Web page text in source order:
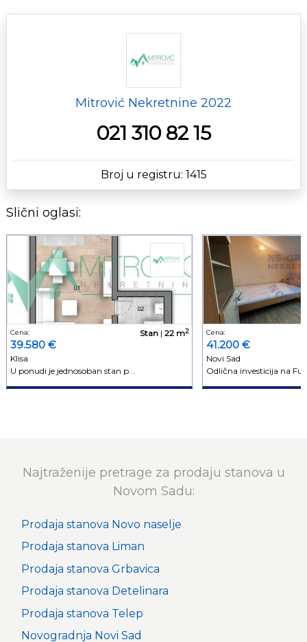
Mitrović Nekretnine 2022
021 310 82 15
Broj u registru: 1415
Slični oglasi:
Cena:
39.580 €
Stan| 22 m2
Klisa
U ponudi je jednosoban stan p...
Cena:
41.200 €
Novi Sad
Odlična investicija na
Najtraženije pretrage za prodaju stanova u
Novom Sadu:
Prodaja stanova Novo naselje
Prodaja stanova Liman
Prodaja stanova Grbavica
Prodaja stanova Detelinara
Prodaja stanova Telep
Novogradnja Novi Sad